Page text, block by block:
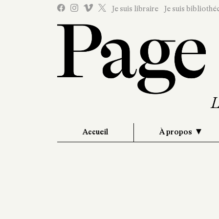
Je suis libraire Je suis
Accueil À propos